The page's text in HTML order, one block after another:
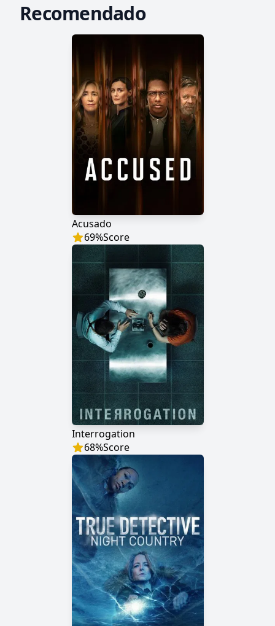
Recomendado
Acusado
69%Score
Interrogation
68%Score